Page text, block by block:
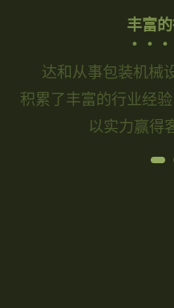
司
丰富
达和从事包装机械
积累了丰富的行业经
以实力赢得